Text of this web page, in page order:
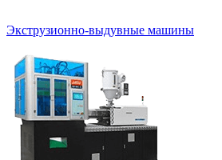
Экструзионно-выдувные машины